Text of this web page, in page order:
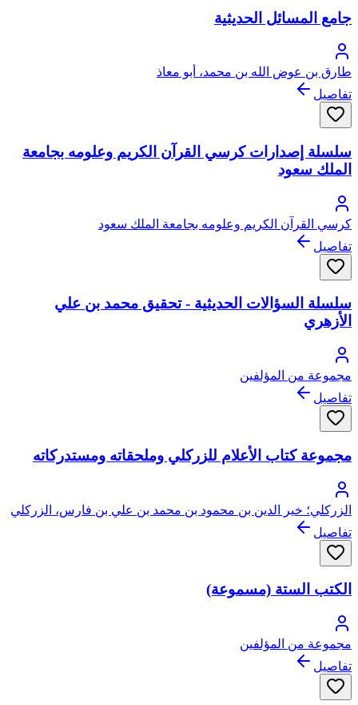
جامع المسائل الحديثية
طارق بن عوض الله بن محمد، أبو معاذ
تفاصيل
سلسلة إصدارات كرسي القرآن الكريم وعلومه بجامعة
الملك سعود
كرسي القرآن الكريم وعلومه بجامعة الملك سعود
تفاصيل
سلسلة السؤالات الحديثية - تحقيق محمد بن علي
الأزهري
مجموعة من المؤلفين
تفاصيل
مجموعة كتاب الأعلام للزركلي وملحقاته ومستدركاته
الزركلي؛ خير الدين بن محمود بن محمد بن علي بن فارس، الزركلي
(بكسر الزاي والراء) الدمشقي
تفاصيل
الكتب الستة (مسموعة)
مجموعة من المؤلفين
تفاصيل